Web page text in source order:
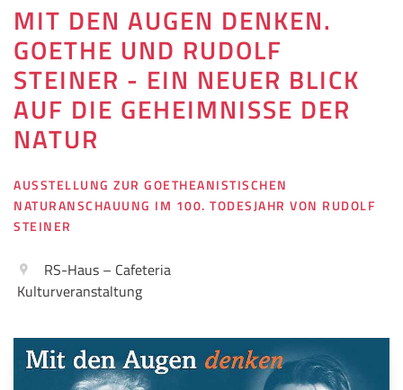
MIT DEN AUGEN DENKEN.
GOETHE UND RUDOLF
STEINER - EIN NEUER BLICK
AUF DIE GEHEIMNISSE DER
NATUR
AUSSTELLUNG ZUR GOETHEANISTISCHEN
NATURANSCHAUUNG IM 100. TODESJAHR VON RUDOLF
STEINER
RS-Haus – Cafeteria
Kulturveranstaltung